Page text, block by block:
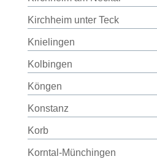
Kirchheim unter Teck
Knielingen
Kolbingen
Köngen
Konstanz
Korb
Korntal-Münchingen